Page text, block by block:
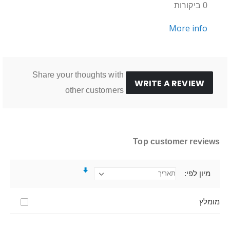
0 ביקורות
More info
WRITE A REVIEW
Share your thoughts with
other customers
Top customer reviews
מומלץ
מיון לפי